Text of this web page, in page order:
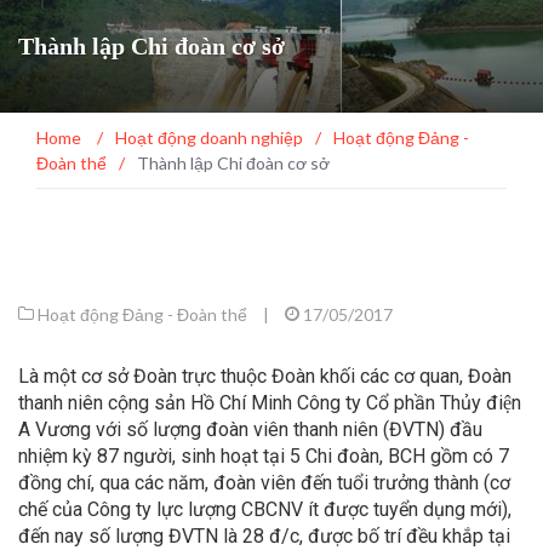
Thành lập Chi đoàn cơ sở
Home / Hoạt động doanh nghiệp / Hoạt động Đảng -
Đoàn thể / Thành lập Chi đoàn cơ sở
Hoạt động Đảng - Đoàn thể | 17/05/2017
Là một cơ sở Đoàn trực thuộc Đoàn khối các cơ quan, Đoàn
thanh niên cộng sản Hồ Chí Minh Công ty Cổ phần Thủy điện
A Vương với số lượng đoàn viên thanh niên (ĐVTN) đầu
nhiệm kỳ 87 người, sinh hoạt tại 5 Chi đoàn, BCH gồm có 7
đồng chí, qua các năm, đoàn viên đến tuổi trưởng thành (cơ
chế của Công ty lực lượng CBCNV ít được tuyển dụng mới),
đến nay số lượng ĐVTN là 28 đ/c, được bố trí đều khắp tại